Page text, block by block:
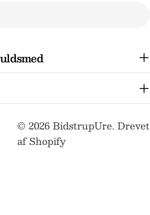
© 2026BidstrupUre. Drevet
af Shopify
Betalingsmetoder